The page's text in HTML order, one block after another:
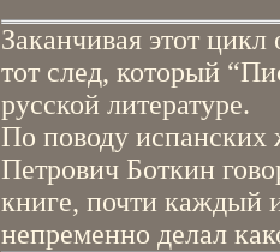
Заканчивая этот цикл
тот след, который
русской литературе.
По поводу
Петрович Боткин
книге, почти каждый
непременно делал